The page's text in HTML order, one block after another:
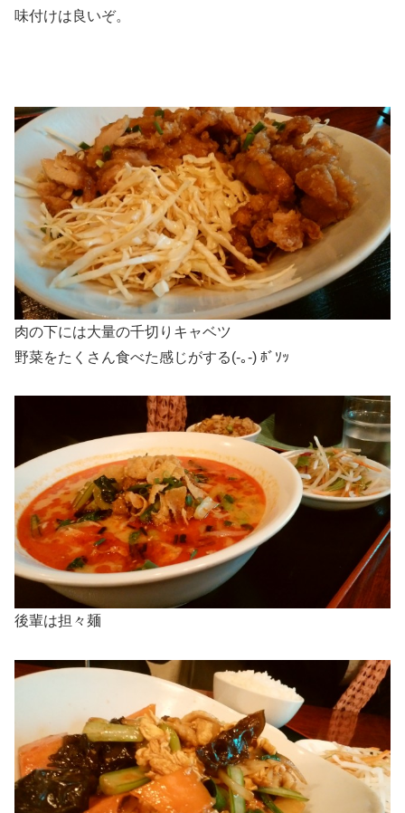
味付けは良いぞ。
肉の下には大量の千切りキャベツ
野菜をたくさん食べた感じがする(-｡-) ﾎﾞｿｯ
後輩は担々麺